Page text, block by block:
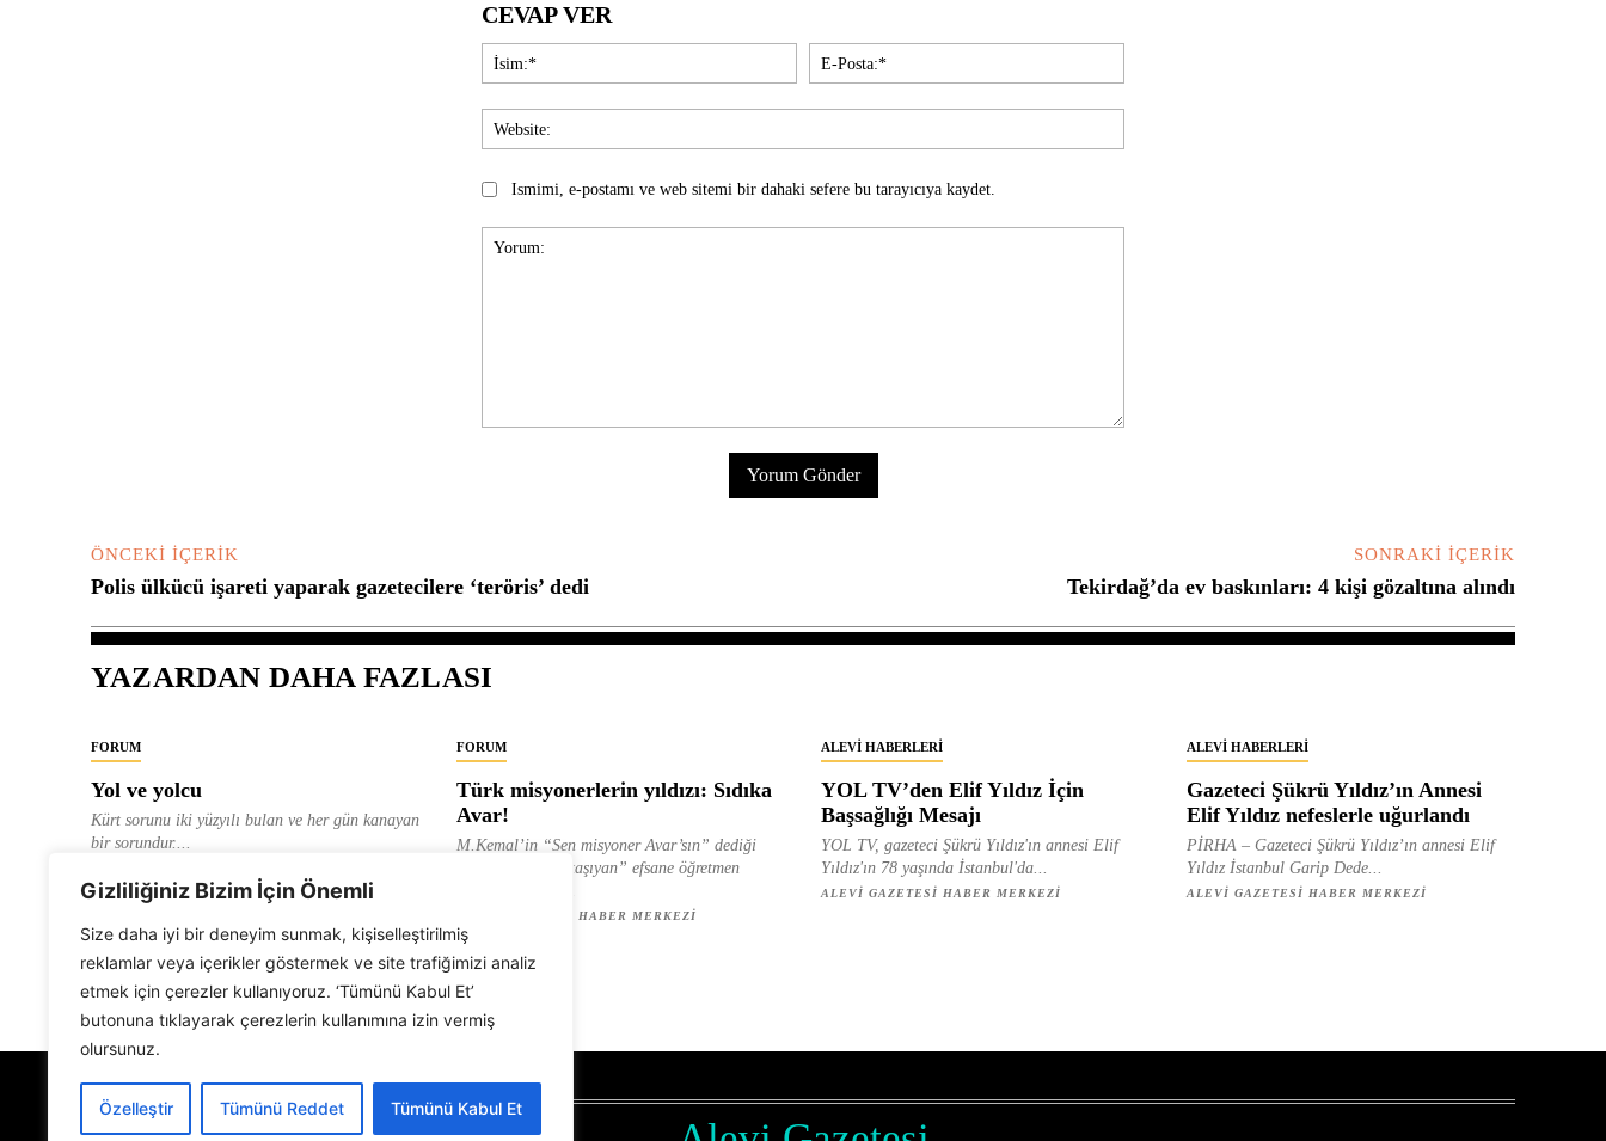
Gizliliğiniz Bizim İçin Önemli
Size daha iyi bir deneyim sunmak, kişiselleştirilmiş
reklamlar veya içerikler göstermek ve site trafiğimizi analiz
etmek için çerezler kullanıyoruz. ‘Tümünü Kabul Et’
butonuna tıklayarak çerezlerin kullanımına izin vermiş
olursunuz.
Özelleştir Tümünü Reddet Tümünü Kabul Et
CEVAP VER
İsim:*
Posta:*
Ismimi, e-postamı ve web sitemi bir dahaki sefere bu tarayıcıya kaydet.
ÖNCEKI İÇERIK
Polis ülkücü işareti yaparak gazetecilere ‘teröris’ dedi
SONRAKI İÇERIK
Tekirdağ’da ev baskınları: 4 kişi gözaltına alındı
YAZARDAN DAHA FAZLASI
FORUM
Yol ve yolcu
Kürt sorunu iki yüzyılı bulan ve her gün kanayan
bir sorundur....
FORUM
Türk misyonerlerin yıldızı: Sıdıka
Avar!
M.Kemal’in “Sen misyoner Avar’sın” dediği
ve “dağlara ışık taşıyan” efsane öğretmen
ALEVI GAZETESI HABER MERKEZI
ALEVI HABERLERI
YOL TV’den Elif Yıldız İçin
Başsağlığı Mesajı
YOL TV, gazeteci Şükrü Yıldız'ın annesi Elif
Yıldız'ın 78 yaşında İstanbul'da...
ALEVI GAZETESI HABER MERKEZI
ALEVI HABERLERI
Gazeteci Şükrü Yıldız’ın Annesi
Elif Yıldız nefeslerle uğurlandı
PİRHA – Gazeteci Şükrü Yıldız’ın annesi Elif
Yıldız İstanbul Garip Dede...
ALEVI GAZETESI HABER MERKEZI